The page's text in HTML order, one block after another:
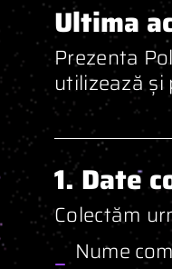
Ultima
Prezenta
utilizează
1. Date
Colectăm
Nume